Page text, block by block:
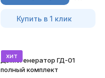
Купить в 1 клик
хит
Дымогенератор ГД-01
полный комплект